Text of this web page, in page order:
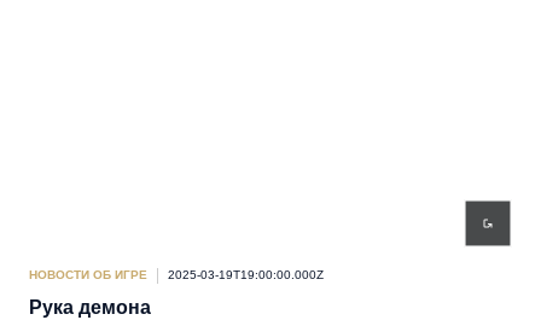
НОВОСТИ ОБ ИГРЕ 2025-03-19T19:00:00.000Z
Рука демона